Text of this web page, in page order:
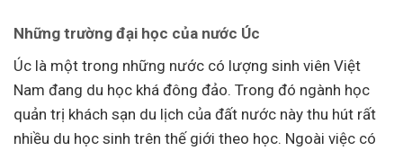
Những trường đại học của nước Úc
Úc là một trong những nước có lượng sinh viên Việt
Nam đang du học khá đông đảo. Trong đó ngành học
quản trị khách sạn du lịch của đất nước này thu hút rất
nhiều du học sinh trên thế giới theo học. Ngoài việc có